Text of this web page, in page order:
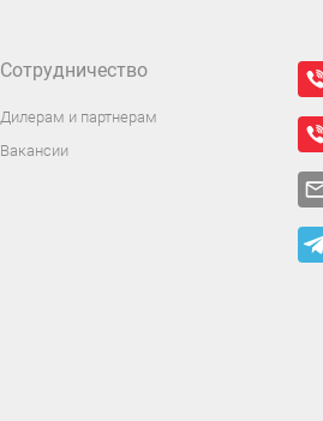
Сотрудничество
Дилерам и партнерам
Вакансии